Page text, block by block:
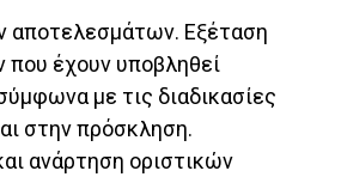
αποτελεσμάτων. Εξέταση
έχουν υποβληθεί
με τις διαδικασίες
στην πρόσκληση.
ανάρτηση οριστικών